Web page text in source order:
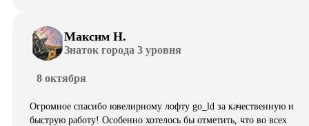
Максим Н.
Знаток города 3 уровня
8 октября
Огромное спасибо ювелирному лофту go_ld за качественную и
быструю работу! Особенно хотелось бы отметить, что во всех